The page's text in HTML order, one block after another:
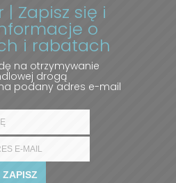
| Zapisz się i
o
i rabatach
na otrzymywanie
drogą
podany adres e-mail
ZAPISZ